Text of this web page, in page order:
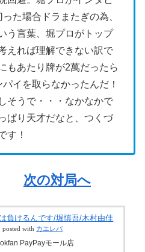
た場合ドラまたぎの為、
う言葉、堀プロがトップ
えれば理解できない訳で
もあたり牌が2萬だったら
イを取らなかったんだ！
そうで・・・なかなかで
ぱり天才だなと、つくづ
す！
次の対局へ
負けるんです/堀慎吾/木村由佳
posted with カエレバ
PayPayモール店